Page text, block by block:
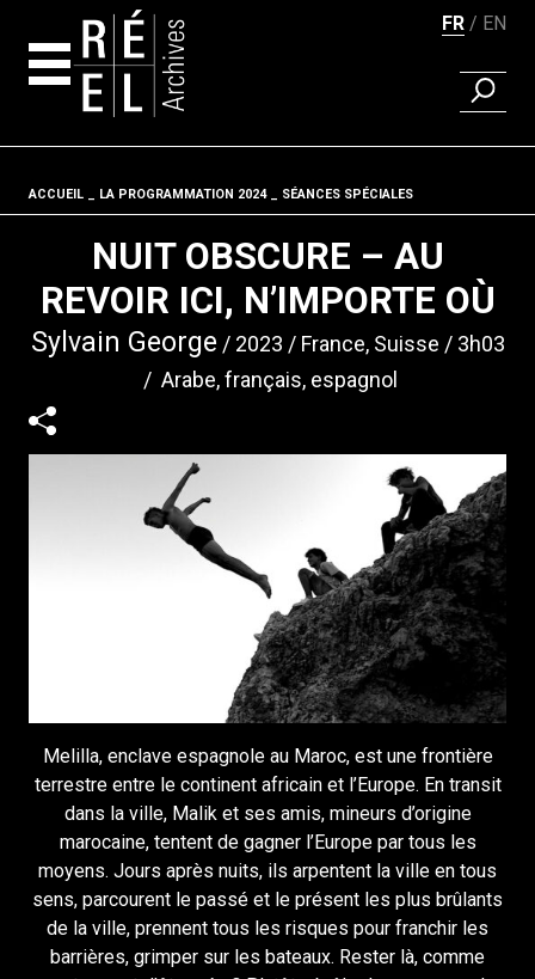
FR EN
Fil d'ariane
ACCUEIL LA PROGRAMMATION 2024 SÉANCES SPÉCIALES
NUIT OBSCURE – AU
REVOIR ICI, N’IMPORTE OÙ
Sylvain George 2023 France, Suisse
3h03
Arabe, français, espagnol
Melilla, enclave espagnole au Maroc, est une frontière
terrestre entre le continent africain et l’Europe. En transit
dans la ville, Malik et ses amis, mineurs d’origine
marocaine, tentent de gagner l’Europe par tous les
moyens. Jours après nuits, ils arpentent la ville en tous
sens, parcourent le passé et le présent les plus brûlants
de la ville, prennent tous les risques pour franchir les
barrières, grimper sur les bateaux. Rester là, comme